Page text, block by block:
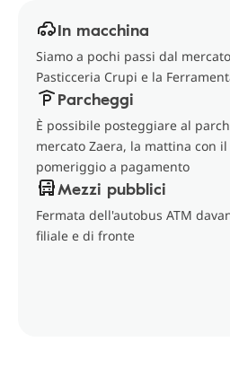
In macchina
Siamo a pochi passi dal
Pasticceria Crupi e la
Parcheggi
È possibile posteggiare al
mercato Zaera, la mattina con
pomeriggio a pagamento
Mezzi pubblici
Fermata dell'autobus ATM
filiale e di fronte